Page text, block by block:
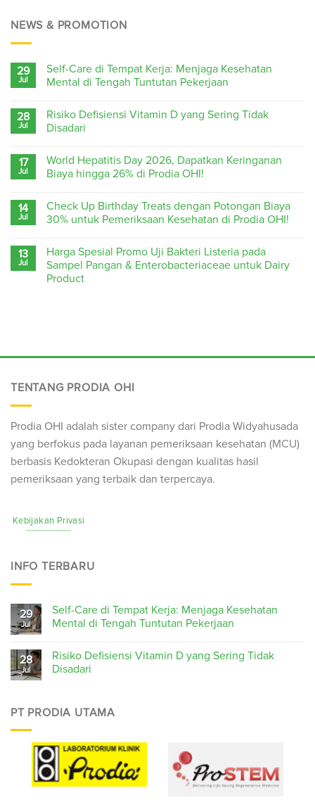
NEWS & PROMOTION
29
Jul
Self-Care di Tempat Kerja: Menjaga Kesehatan
Mental di Tengah Tuntutan Pekerjaan
28
Jul
Risiko Defisiensi Vitamin D yang Sering Tidak
Disadari
17
Jul
World Hepatitis Day 2026, Dapatkan Keringanan
Biaya hingga 26% di Prodia OHI!
14
Jul
Check Up Birthday Treats dengan Potongan Biaya
30% untuk Pemeriksaan Kesehatan di Prodia OHI!
13
Jul
Harga Spesial Promo Uji Bakteri Listeria pada
Sampel Pangan & Enterobacteriaceae untuk Dairy
Product
TENTANG PRODIA OHI
Prodia OHI adalah sister company dari Prodia Widyahusada
yang berfokus pada layanan pemeriksaan kesehatan (MCU)
berbasis Kedokteran Okupasi dengan kualitas hasil
pemeriksaan yang terbaik dan terpercaya.
Kebijakan Privasi
INFO TERBARU
29
Jul
Self-Care di Tempat Kerja: Menjaga Kesehatan
Mental di Tengah Tuntutan Pekerjaan
28
Jul
Risiko Defisiensi Vitamin D yang Sering Tidak
Disadari
PT PRODIA UTAMA